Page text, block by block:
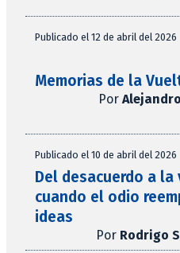
Publicado el 12 de abril del 2026
Memorias de la
Por
Publicado el 10 de abril del 2026
Del desacuerdo a la
cuando el odio
ideas
Por Rodrigo